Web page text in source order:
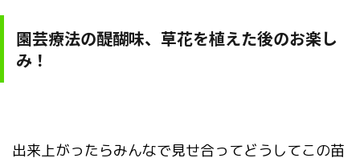
園芸療法の醍醐味、草花を植えた後のお楽し
み！
出来上がったらみんなで見せ合ってどうしてこの苗